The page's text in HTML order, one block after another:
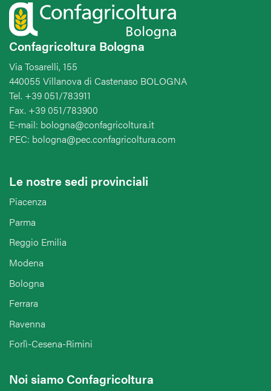
Confagricoltura Bologna
Via Tosarelli, 155
440055 Villanova di Castenaso BOLOGNA
Tel. +39 051/783911
Fax. +39 051/783900
E-mail: bologna@confagricoltura.it
PEC: bologna@pec.confagricoltura.com
Le nostre sedi provinciali
Piacenza
Parma
Reggio Emilia
Modena
Bologna
Ferrara
Ravenna
Forlì-Cesena-Rimini
Noi siamo Confagricoltura